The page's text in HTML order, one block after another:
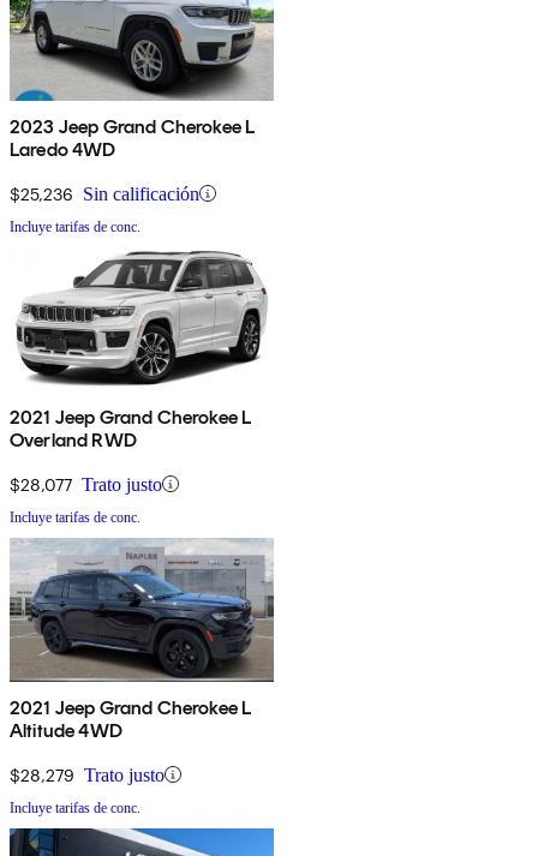
2023 Jeep Grand Cherokee L
Laredo 4WD
$25,236 Sin calificación
Incluye tarifas de conc.
2021 Jeep Grand Cherokee L
Overland RWD
$28,077 Trato justo
Incluye tarifas de conc.
2021 Jeep Grand Cherokee L
Altitude 4WD
$28,279 Trato justo
Incluye tarifas de conc.